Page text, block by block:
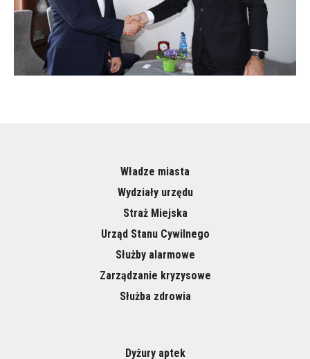
Władze miasta
Wydziały urzędu
Straż Miejska
Urząd Stanu Cywilnego
Służby alarmowe
Zarządzanie kryzysowe
Służba zdrowia
Dyżury aptek